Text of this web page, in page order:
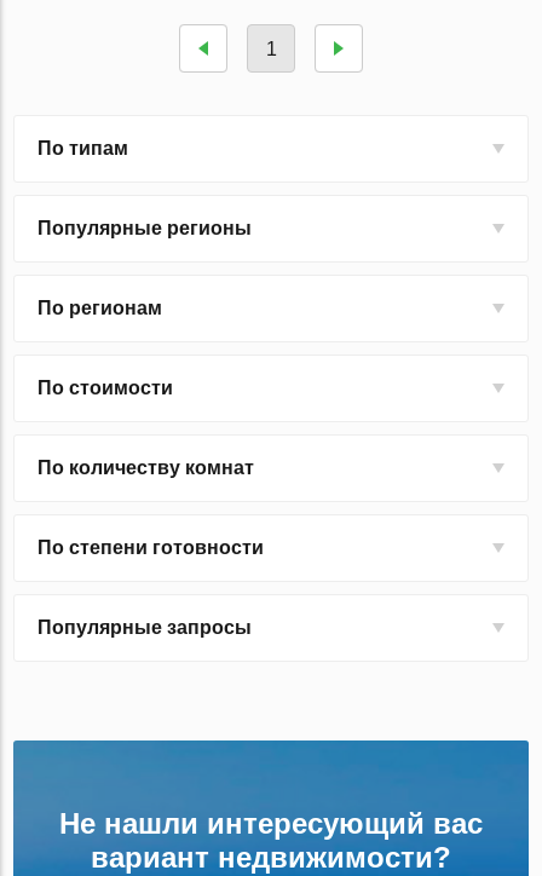
1
По типам
Популярные регионы
По регионам
По стоимости
По количеству комнат
По степени готовности
Популярные запросы
Не нашли интересующий вас
вариант недвижимости?